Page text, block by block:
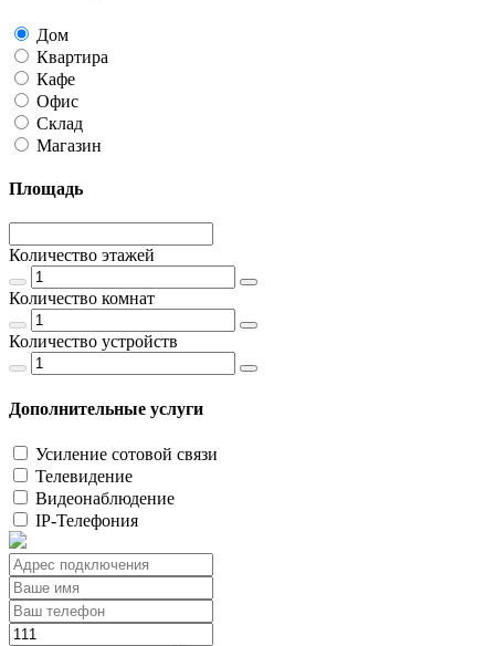
Дом
Квартира
Кафе
Офис
Склад
Магазин
Площадь
Количество этажей
Количество комнат
Количество устройств
Дополнительные услуги
Усиление сотовой связи
Телевидение
Видеонаблюдение
IP-Телефония